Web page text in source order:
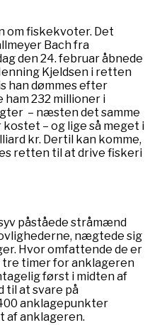
om fiskekvoter. Det
Bach fra
den 24. februar åbnede
Kjeldsen i retten
han dømmes efter
232 millioner i
– næsten det samme
– og lige så meget i
kr. Dertil kan komme,
retten til at drive fiskeri
påståede stråmænd
nægtede sig
Hvor omfattende de er
timer for anklageren
først i midten af
til at svare på
anklagepunkter
af anklageren.